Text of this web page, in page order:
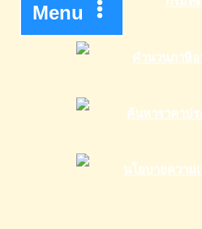
Menu